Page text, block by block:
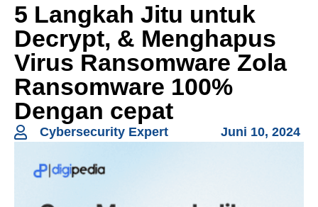
5 Langkah Jitu untuk
Decrypt, & Menghapus
Virus Ransomware Zola
Ransomware 100%
Dengan cepat
Cybersecurity Expert Juni 10, 2024